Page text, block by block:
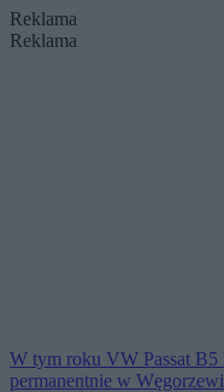
Reklama
Reklama
W tym roku VW Passat
permanentnie w